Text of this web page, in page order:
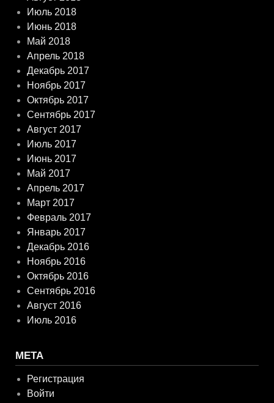
Июль 2018
Июнь 2018
Май 2018
Апрель 2018
Декабрь 2017
Ноябрь 2017
Октябрь 2017
Сентябрь 2017
Август 2017
Июль 2017
Июнь 2017
Май 2017
Апрель 2017
Март 2017
Февраль 2017
Январь 2017
Декабрь 2016
Ноябрь 2016
Октябрь 2016
Сентябрь 2016
Август 2016
Июль 2016
МЕТА
Регистрация
Войти